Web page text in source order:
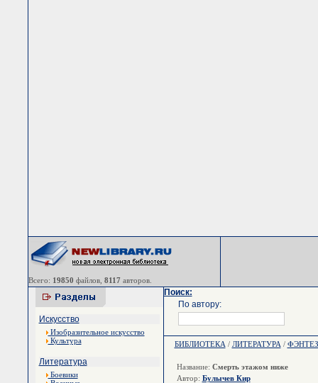
Всего: 19850 файлов, 8117 авторов.
Искусство
Изобразительное искусство
Культура
Литература
Боевики
Поиск:
По автору:
БИБЛИОТЕКА / ЛИТЕРАТУРА /
Название: Смерть этажом ниже
Автор: Булычев Кир